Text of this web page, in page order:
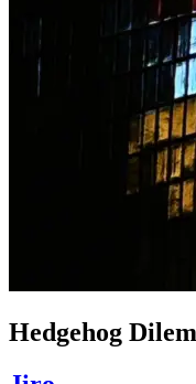
Hedgehog